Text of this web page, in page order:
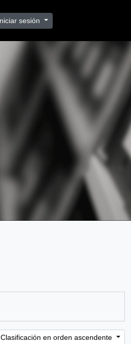
sesión
en orden ascendente